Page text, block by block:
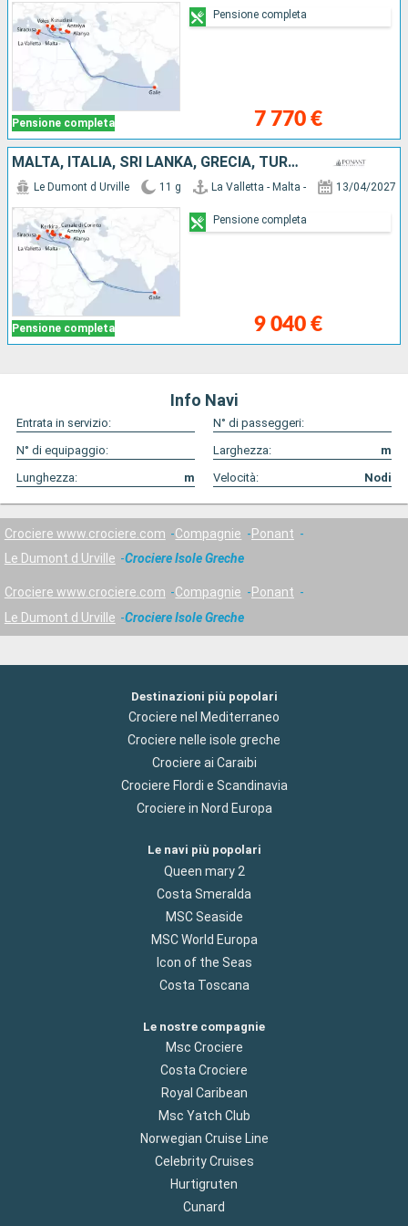
Pensione completa 7 770 €
Pensione completa
MALTA, ITALIA, SRI LANKA, GRECIA, TURCHIA
Pensione completa
Le Dumont d Urville 11 g La Valletta - Malta - 13/04/2027
9 040 €
Pensione completa
Info Navi
Entrata in servizio:
N° di passeggeri:
N° di equipaggio:
Larghezza:
m
Lunghezza:
m Velocità: Nodi
Crociere www.crociere.com Compagnie
Ponant
Le Dumont d Urville
Crociere Isole Greche
Crociere www.crociere.com Compagnie
Ponant
Le Dumont d Urville
Crociere Isole Greche
Destinazioni più popolari
Crociere nel Mediterraneo
Crociere nelle isole greche
Crociere ai Caraibi
Crociere Flordi e Scandinavia
Crociere in Nord Europa
Le navi più popolari
Queen mary 2
Costa Smeralda
MSC Seaside
MSC World Europa
Icon of the Seas
Costa Toscana
Le nostre compagnie
Msc Crociere
Costa Crociere
Royal Caribean
Msc Yatch Club
Norwegian Cruise Line
Celebrity Cruises
Hurtigruten
Cunard